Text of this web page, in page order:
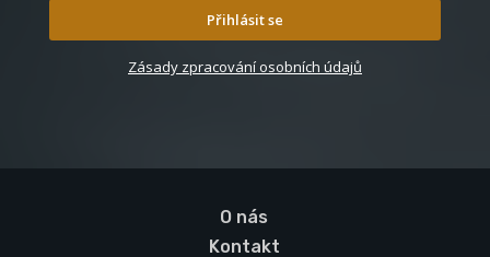
Přihlásit se
Zásady zpracování osobních údajů
O nás
Kontakt